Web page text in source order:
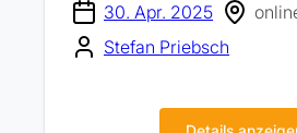
30. Apr. 2025
Stefan Priebsch